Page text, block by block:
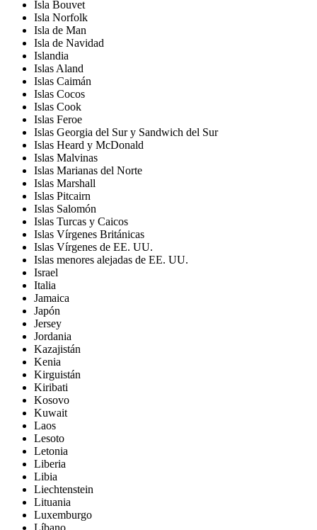
Isla Bouvet
Isla Norfolk
Isla de Man
Isla de Navidad
Islandia
Islas Aland
Islas Caimán
Islas Cocos
Islas Cook
Islas Feroe
Islas Georgia del Sur y Sandwich del Sur
Islas Heard y McDonald
Islas Malvinas
Islas Marianas del Norte
Islas Marshall
Islas Pitcairn
Islas Salomón
Islas Turcas y Caicos
Islas Vírgenes Británicas
Islas Vírgenes de EE. UU.
Islas menores alejadas de EE. UU.
Israel
Italia
Jamaica
Japón
Jersey
Jordania
Kazajistán
Kenia
Kirguistán
Kiribati
Kosovo
Kuwait
Laos
Lesoto
Letonia
Liberia
Libia
Liechtenstein
Lituania
Luxemburgo
Líbano